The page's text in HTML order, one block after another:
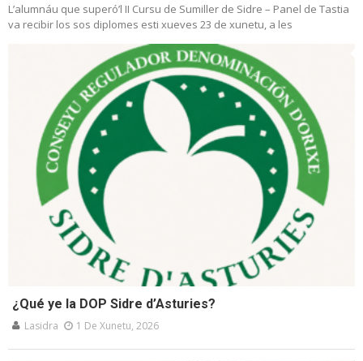
L’alumnáu que superó’l II Cursu de Sumiller de Sidre – Panel de Tastia
va recibir los sos diplomes esti xueves 23 de xunetu, a les
¿Qué ye la DOP Sidre d’Asturies?
Lasidra 1 De Xunetu, 2026